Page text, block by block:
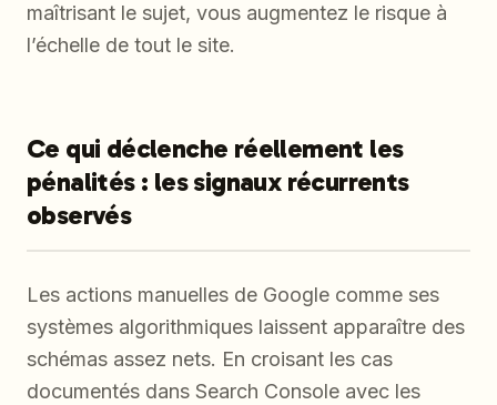
maîtrisant le sujet, vous augmentez le risque à
l’échelle de tout le site.
Ce qui déclenche réellement les
pénalités : les signaux récurrents
observés
Les actions manuelles de Google comme ses
systèmes algorithmiques laissent apparaître des
schémas assez nets. En croisant les cas
documentés dans Search Console avec les